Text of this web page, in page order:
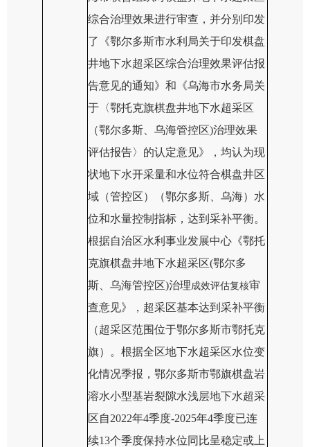
综合治理效果进行审查 ，并分别印发
了《鄂尔多斯市水利局关于印发棋盘
井地下水超采区综合治理效果评估报
告意见的通知》和《乌海市水务局关
于〈鄂托克旗棋盘井地下水超采区
（鄂尔多斯、乌海管控区)治理效果
评估报告〉的认定意见》，均认为现
状地下水开采量和水位符合棋盘井区
域（管控区）
（鄂尔多斯、乌海）水
位和水量控制指标，达到采补平衡。
根据自治区水利事业发展中心《鄂托
克旗棋盘井地下水超采区(鄂尔多
斯、乌海管控区)治理成效评估复核审
查意见》，超采区基本达到采补平衡
（超采区范围位于鄂尔多斯市鄂托克
旗）。 根据全区地下水超采区水位变
化情况季报，鄂尔多斯市鄂旗棋盘岩
溶水小型基岩裂隙水浅层地下水超采
区自2022年4季度-2025年4季度已连
续13个季度保持水位同比呈稳定或上